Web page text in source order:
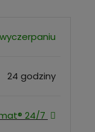
24 godziny
24/7